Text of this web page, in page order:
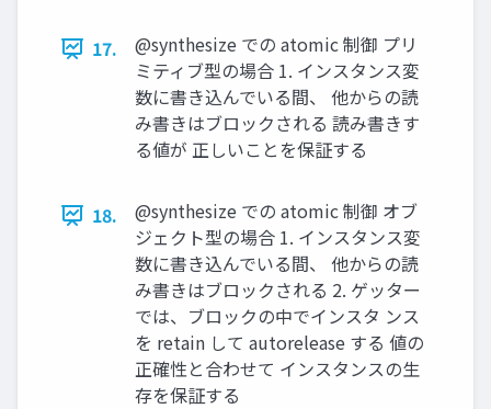
17.
@synthesize での atomic 制御 プリ
ミティブ型の場合 1. インスタンス変
数に書き込んでいる間、 他からの読
み書きはブロックされる 読み書きす
る値が 正しいことを保証する
18.
@synthesize での atomic 制御 オブ
ジェクト型の場合 1. インスタンス変
数に書き込んでいる間、 他からの読
み書きはブロックされる 2. ゲッター
では、ブロックの中でインスタ ンス
を retain して autorelease する 値の
正確性と合わせて インスタンスの⽣
存を保証する